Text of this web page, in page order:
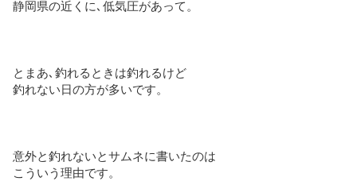
静岡県の近くに､低気圧があって。
とまあ､釣れるときは釣れるけど
釣れない日の方が多いです。
意外と釣れないとサムネに書いたのは
こういう理由です。